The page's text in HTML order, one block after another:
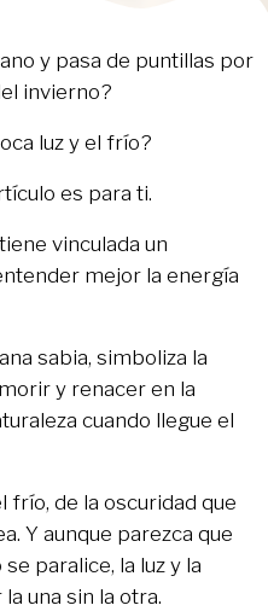
y pasa de puntillas por
invierno?
luz y el frío?
es para ti.
vinculada un
mejor la energía
sabia, simboliza la
y renacer en la
cuando llegue el
frío, de la oscuridad que
Y aunque parezca que
paralice, la luz y la
una sin la otra.